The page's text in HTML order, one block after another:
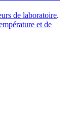
de laboratoire.
et de